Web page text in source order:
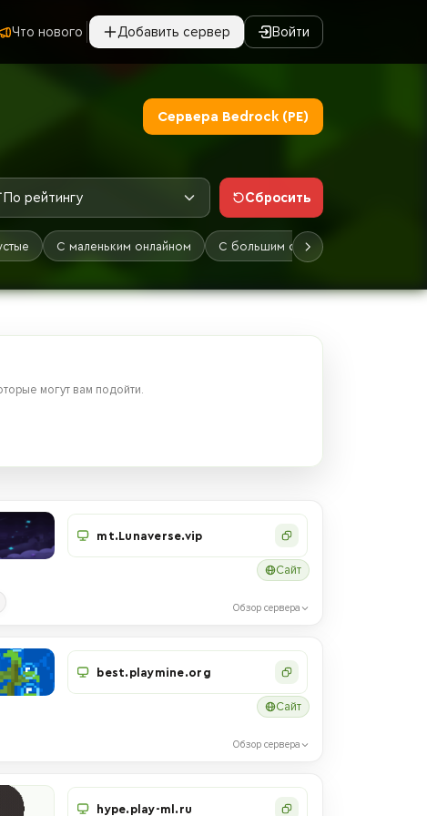
Что нового Добавить сервер Войти
Сервера Bedrock (PE)
По рейтингу Сбросить
С маленьким онлайном С большим онлайном
могут вам подойти.
mt.Lunaverse.vip
Сайт
Обзор сервера
best.playmine.org
Сайт
Обзор сервера
hype.play-ml.ru